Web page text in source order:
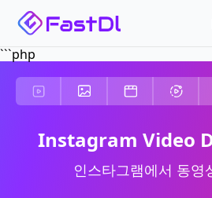
```php
Instagram Video
인스타그램에서 동영